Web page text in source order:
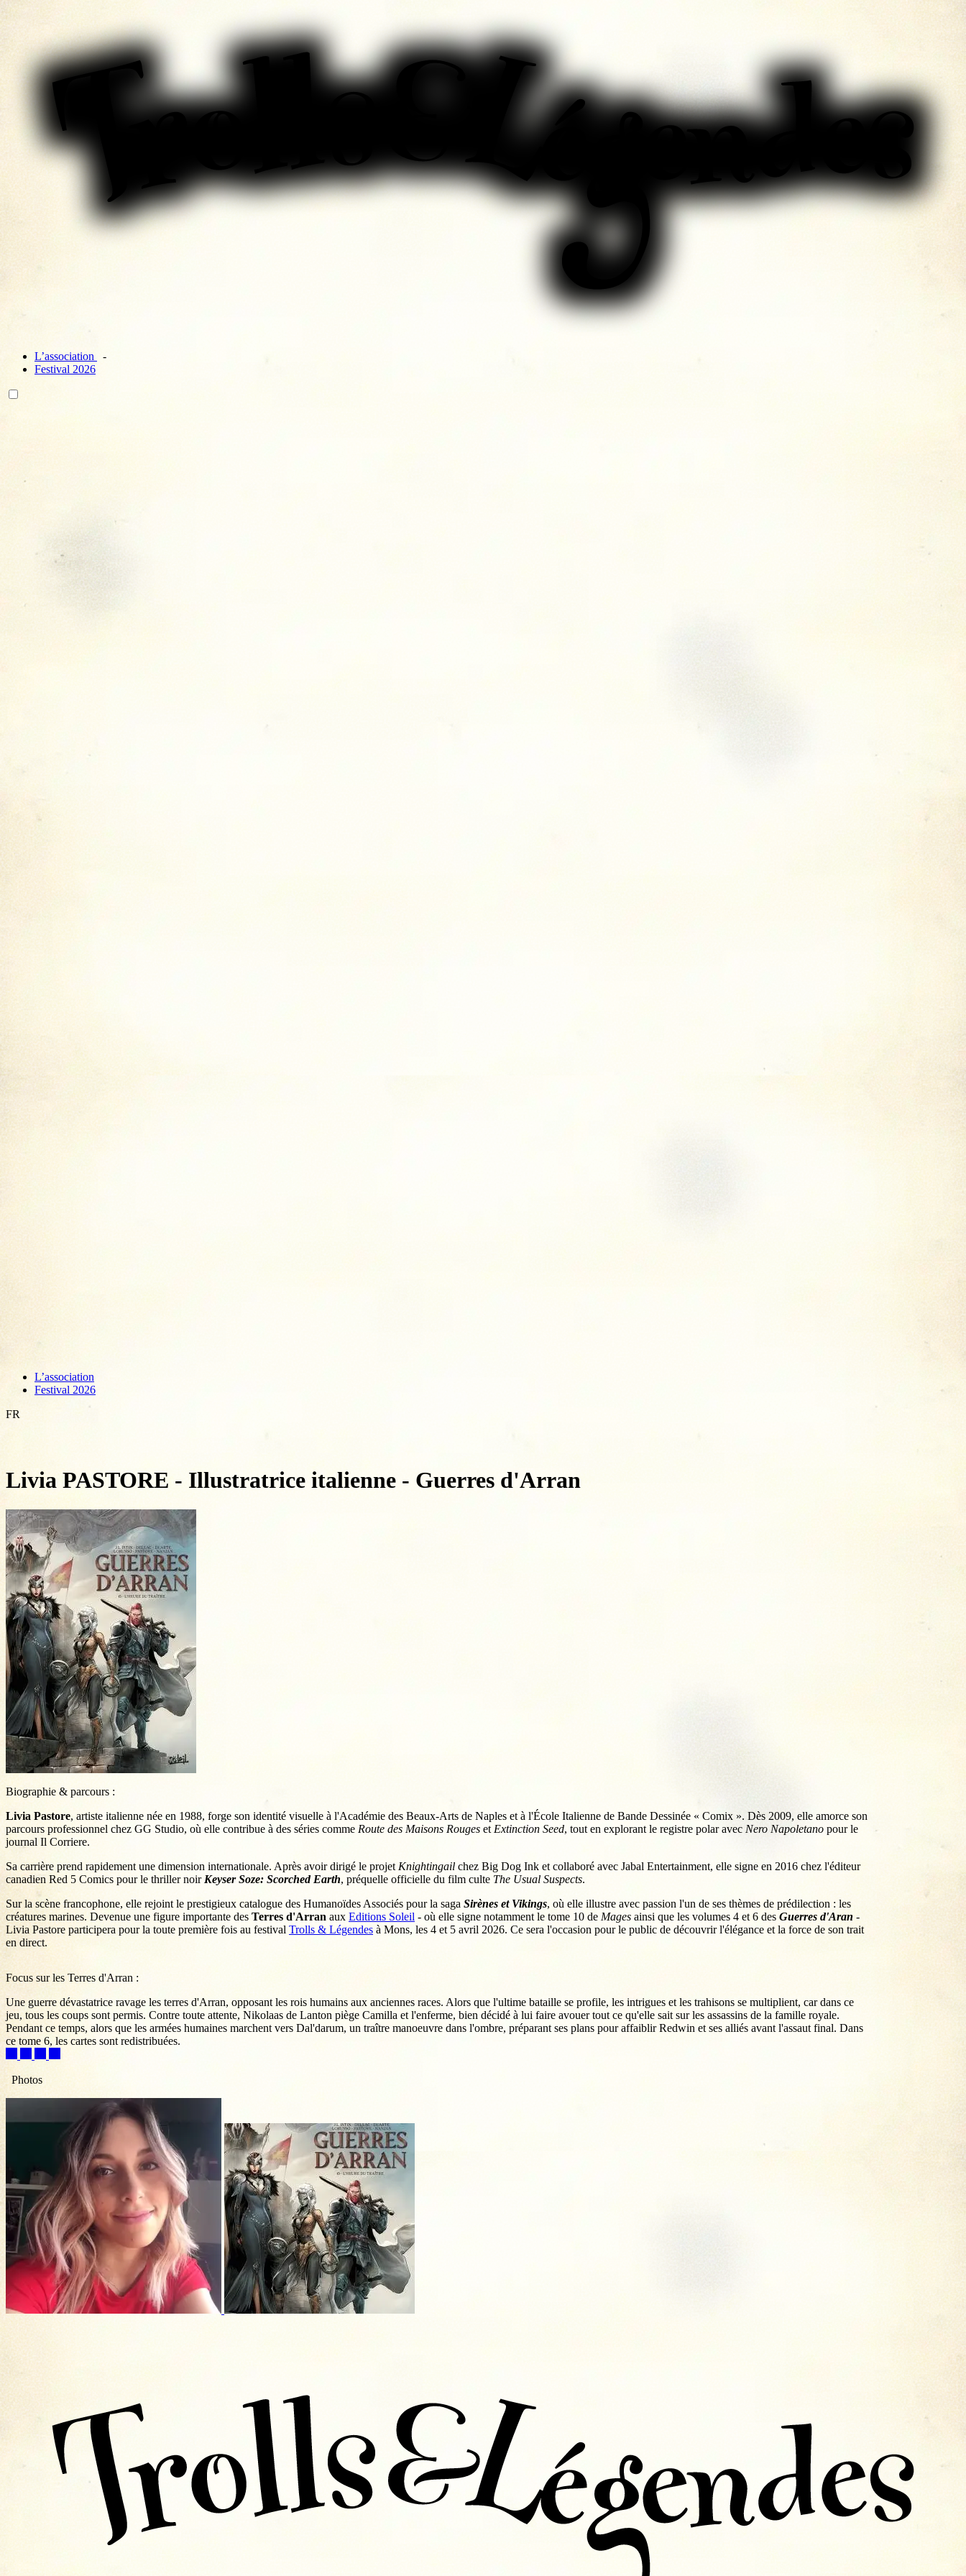
L’association
Festival 2026
L’association
Festival 2026
FR
Livia PASTORE - Illustratrice italienne - Guerres d'Arran
Biographie & parcours :
Livia Pastore, artiste italienne née en 1988, forge son identité visuelle à l'Académie des Beaux-Arts de Naples et à l'École Italienne de Bande Dessinée « Comix ». Dès 2009, elle amorce son
parcours professionnel chez GG Studio, où elle contribue à des séries comme Route des Maisons Rouges et Extinction Seed, tout en explorant le registre polar avec Nero Napoletano pour le
journal Il Corriere.
Sa carrière prend rapidement une dimension internationale. Après avoir dirigé le projet Knightingail chez Big Dog Ink et collaboré avec Jabal Entertainment, elle signe en 2016 chez l'éditeur
canadien Red 5 Comics pour le thriller noir Keyser Soze: Scorched Earth, préquelle officielle du film culte The Usual Suspects.
Sur la scène francophone, elle rejoint le prestigieux catalogue des Humanoïdes Associés pour la saga Sirènes et Vikings, où elle illustre avec passion l'un de ses thèmes de prédilection : les
créatures marines. Devenue une figure importante des Terres d'Arran aux Editions Soleil - où elle signe notamment le tome 10 de Mages ainsi que les volumes 4 et 6 des Guerres d'Aran -
Livia Pastore participera pour la toute première fois au festival Trolls & Légendes à Mons, les 4 et 5 avril 2026. Ce sera l'occasion pour le public de découvrir l'élégance et la force de son trait
en direct.
Focus sur les Terres d'Arran :
Une guerre dévastatrice ravage les terres d'Arran, opposant les rois humains aux anciennes races. Alors que l'ultime bataille se profile, les intrigues et les trahisons se multiplient, car dans ce
jeu, tous les coups sont permis. Contre toute attente, Nikolaas de Lanton piège Camilla et l'enferme, bien décidé à lui faire avouer tout ce qu'elle sait sur les assassins de la famille royale.
Pendant ce temps, alors que les armées humaines marchent vers Dal'darum, un traître manoeuvre dans l'ombre, préparant ses plans pour affaiblir Redwin et ses alliés avant l'assaut final. Dans
ce tome 6, les cartes sont redistribuées.
Photos